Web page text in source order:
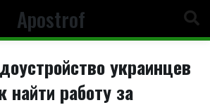
Apostrof
украинцев
найти работу за